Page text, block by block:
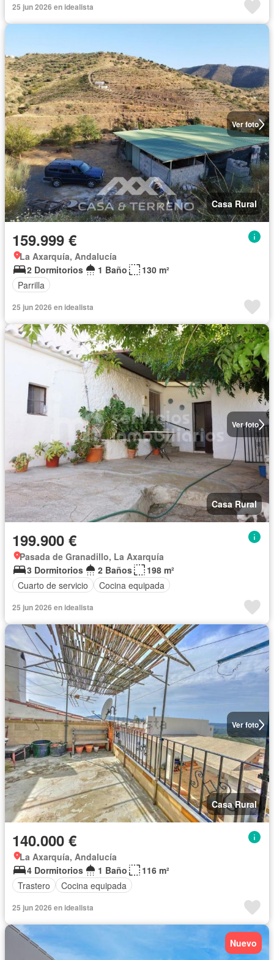
25 jun 2026 en idealista
Ver foto
Casa Rural
159.999 €
La Axarquía, Andalucía
2 Dormitorios
1 Baño
130 m²
Parrilla
25 jun 2026 en idealista
Ver foto
Casa Rural
199.900 €
Pasada de Granadillo, La Axarquía
3 Dormitorios
2 Baños
198 m²
Cuarto de servicio
Cocina equipada
25 jun 2026 en idealista
Ver foto
Casa Rural
140.000 €
La Axarquía, Andalucía
4 Dormitorios
1 Baño
116 m²
Trastero
Cocina equipada
25 jun 2026 en idealista
Nuevo